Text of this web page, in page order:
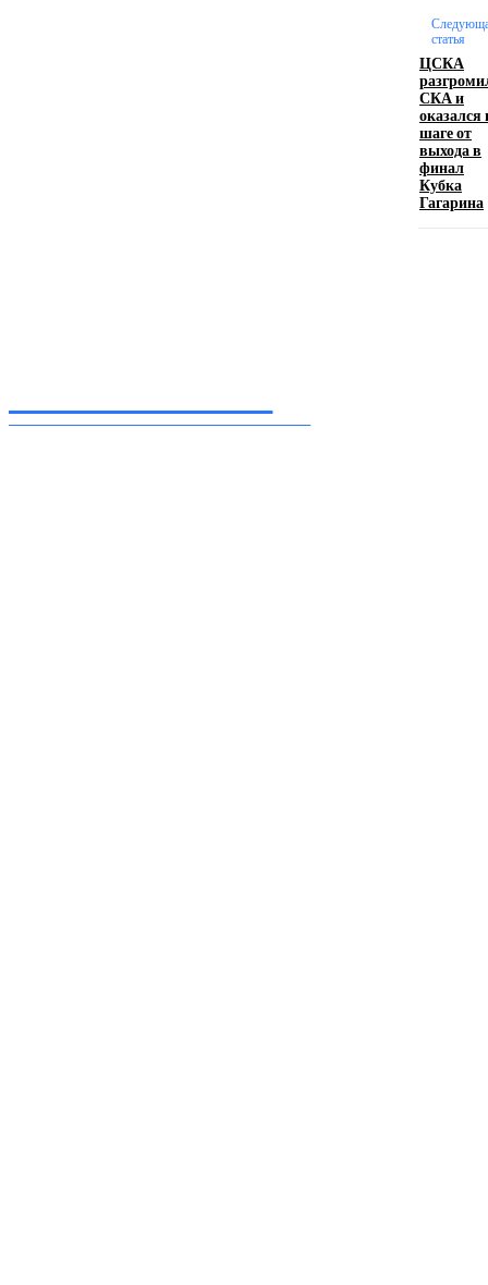
Девушка в бокале: легендарный номер бурлеска
статья
ЦСКА
СКА и
оказался
шаге от
выхода в
финал
Кубка
Гагарина